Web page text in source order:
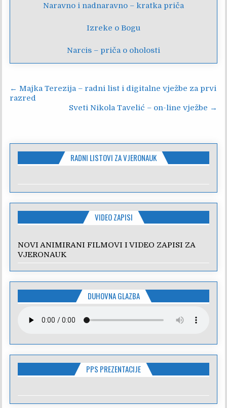
Naravno i nadnaravno – kratka priča
Izreke o Bogu
Narcis – priča o oholosti
Navigacija
objava
← Majka Terezija – radni list i digitalne vježbe za prvi
razred
Sveti Nikola Tavelić – on-line vježbe →
RADNI LISTOVI ZA VJERONAUK
VIDEO ZAPISI
NOVI ANIMIRANI FILMOVI I VIDEO ZAPISI ZA
VJERONAUK
DUHOVNA GLAZBA
PPS PREZENTACIJE